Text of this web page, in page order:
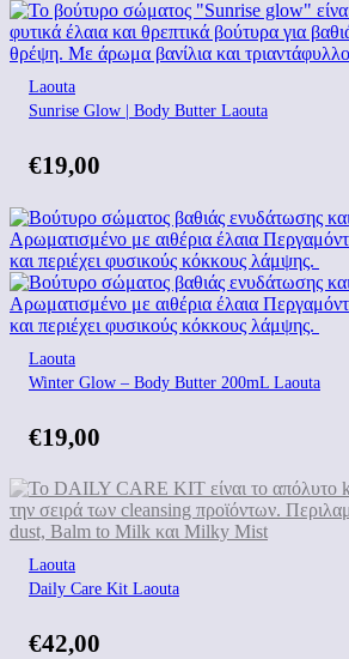
Laouta
Sunrise Glow | Body Butter Laouta
€19,00
Laouta
Winter Glow – Body Butter 200mL Laouta
€19,00
Laouta
Daily Care Kit Laouta
€42,00